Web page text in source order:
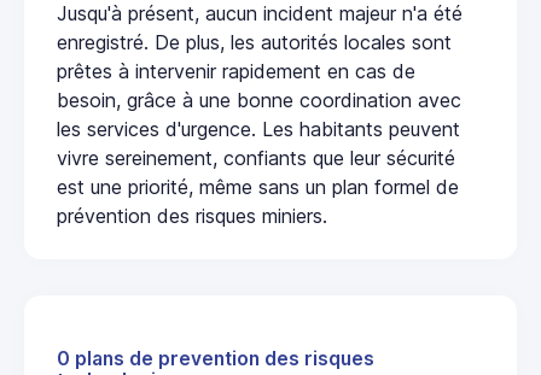
Jusqu'à présent, aucun incident majeur n'a été
enregistré. De plus, les autorités locales sont
prêtes à intervenir rapidement en cas de
besoin, grâce à une bonne coordination avec
les services d'urgence. Les habitants peuvent
vivre sereinement, confiants que leur sécurité
est une priorité, même sans un plan formel de
prévention des risques miniers.
0 plans de prevention des risques